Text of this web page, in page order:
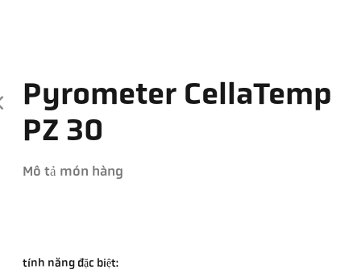
Pyrometer CellaTemp
PZ 30
Mô tả món hàng
tính năng đặc biệt: